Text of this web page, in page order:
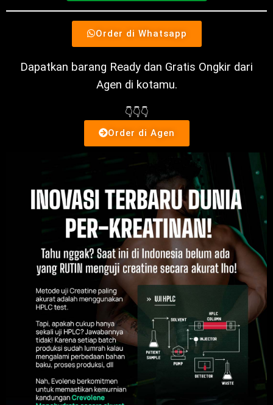
Order di Whatsapp
Dapatkan barang Ready dan Gratis Ongkir dari
Agen di kotamu.
👇👇👇
Order di Agen